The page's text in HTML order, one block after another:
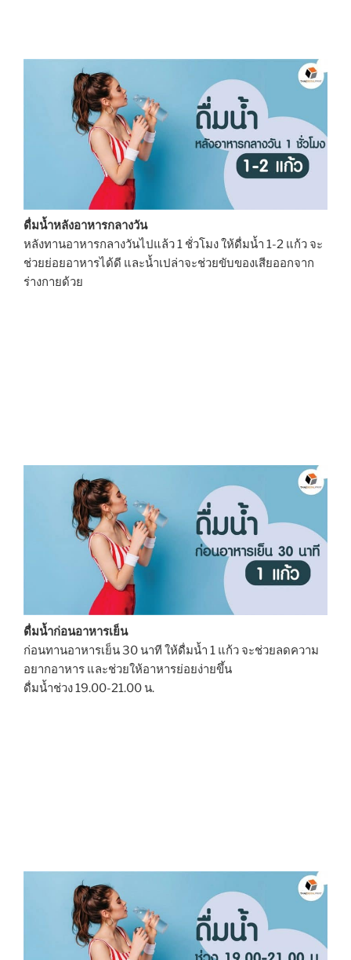
ดื่มน้ำหลังอาหารกลางวัน
หลังทานอาหารกลางวันไปแล้ว 1 ชั่วโมง ให้ดื่มน้ำ 1-2 แก้ว จะ
ช่วยย่อยอาหารได้ดี และน้ำเปล่าจะช่วยขับของเสียออกจาก
ร่างกายด้วย
ดื่มน้ำก่อนอาหารเย็น
ก่อนทานอาหารเย็น 30 นาที ให้ดื่มน้ำ 1 แก้ว จะช่วยลดความ
อยากอาหาร และช่วยให้อาหารย่อยง่ายขึ้น
ดื่มน้ำช่วง 19.00-21.00 น.